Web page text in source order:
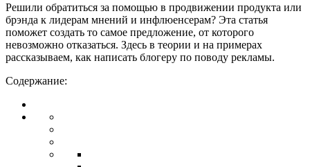
Решили обратиться за помощью в продвижении продукта или
брэнда к лидерам мнений и инфлюенсерам? Эта статья
поможет создать то самое предложение, от которого
невозможно отказаться. Здесь в теории и на примерах
рассказываем, как написать блогеру по поводу рекламы.
Содержание: